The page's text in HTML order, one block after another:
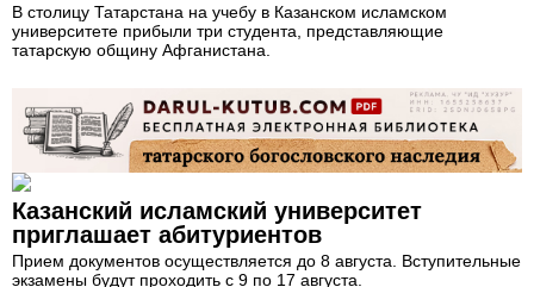
В столицу Татарстана на учебу в Казанском исламском
университете прибыли три студента, представляющие
татарскую общину Афганистана.
Казанский исламский университет
приглашает абитуриентов
Прием документов осуществляется до 8 августа. Вступительные
экзамены будут проходить c 9 по 17 августа.